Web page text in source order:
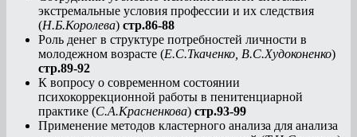
экстремальные условия профессии и их следствия
(Н.Б.Королева) стр.86-88
Роль денег в структуре потребностей личности в
молодежном возрасте (Е.С.Ткаченко, В.С.Худоконенко)
стр.89-92
К вопросу о современном состоянии
психокоррекционной работы в пенитенциарной
практике (С.А.Красненкова) стр.93-99
Применение методов кластерного анализа для анализа